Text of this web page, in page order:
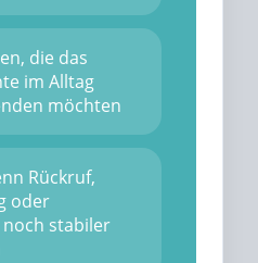
die das
im Alltag
möchten
Rückruf,
oder
noch stabiler